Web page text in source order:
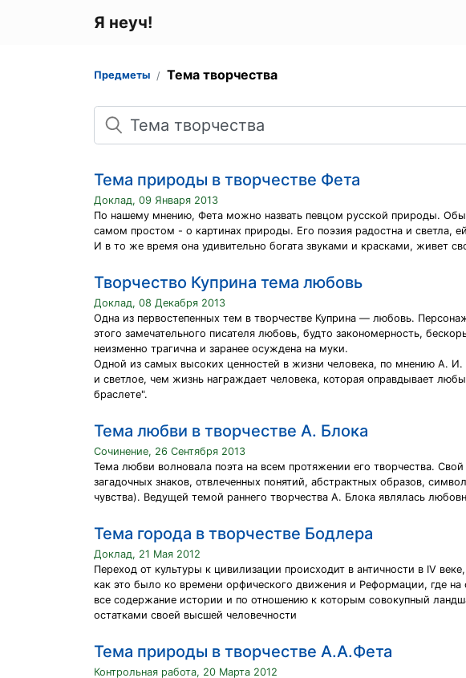
Я неуч!
Предметы Тема творчества
Поиск
Тема природы в творчестве Фета
Доклад, 09 Января 2013
По нашему мнению, Фета можно назвать певцом русской природы.
самом простом - о картинах природы. Его поэзия радостна и светла,
И в то же время она удивительно богата звуками и красками, живет
Творчество Куприна тема любовь
Доклад, 08 Декабря 2013
Одна из первостепенных тем в творчестве Куприна — любовь.
этого замечательного писателя любовь, будто закономерность,
неизменно трагична и заранее осуждена на муки.
Одной из самых высоких ценностей в жизни человека, по мнению А.
и светлое, чем жизнь награждает человека, которая оправдывает
браслете".
Тема любви в творчестве А. Блока
Сочинение, 26 Сентября 2013
Тема любви волновала поэта на всем протяжении его творчества.
загадочных знаков, отвлеченных понятий, абстрактных образов,
чувства). Ведущей темой раннего творчества А. Блока являлась
Тема города в творчестве Бодлера
Доклад, 21 Мая 2012
Переход от культуры к цивилизации происходит в античности в IV
как это было ко времени орфического движения и Реформации, где
все содержание истории и по отношению к которым совокупный
остатками своей высшей человечности
Тема природы в творчестве А.А.Фета
Контрольная работа, 20 Марта 2012